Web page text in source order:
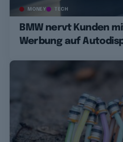
MONEY TECH
BMW nervt Kunden
Werbung auf